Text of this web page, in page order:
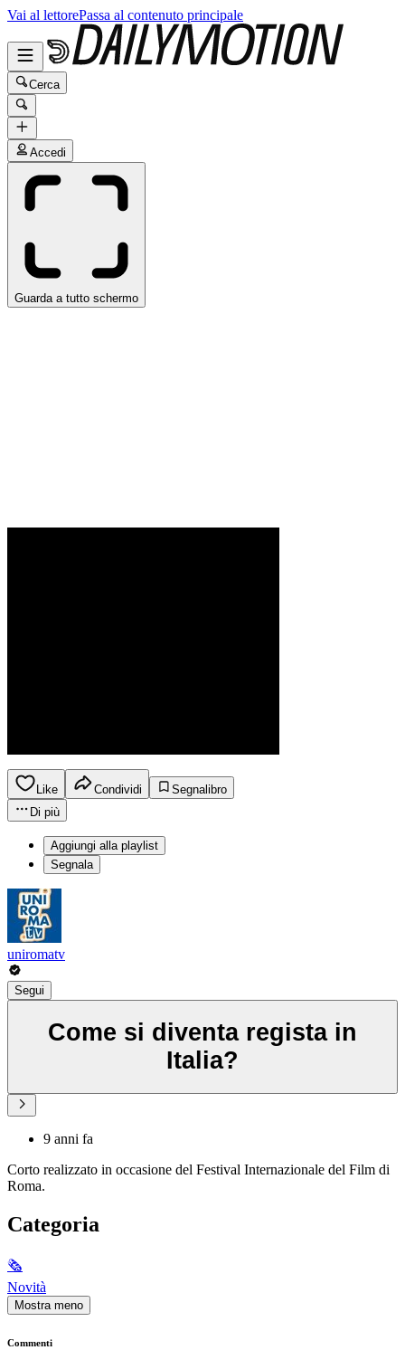
Vai al lettorePassa al contenuto principale
Cerca
Accedi
Guarda a tutto schermo
Like Condividi
Segnalibro
Di più
Aggiungi alla playlist
Segnala
uniromatv
Segui
Come si diventa regista in
Italia?
9 anni fa
Corto realizzato in occasione del Festival Internazionale del Film di
Roma.
Categoria
🗞
Novità
Mostra meno
Commenti